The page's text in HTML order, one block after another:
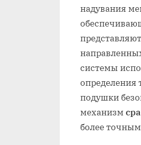
надувания
системы
определения
подушки
механизм
более